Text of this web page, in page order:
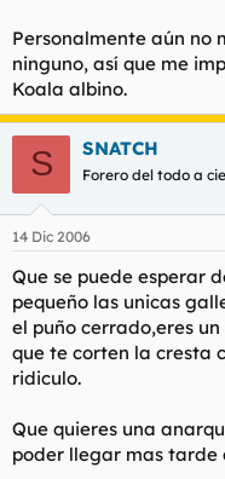
Personalmente aún no
ninguno, así que me
Koala albino.
S SNATCH
Forero del todo a
14 Dic 2006
Que se puede esperar
pequeño las unicas
el puño cerrado,eres
que te corten la cresta
ridiculo.
Que quieres una
poder llegar mas tarde